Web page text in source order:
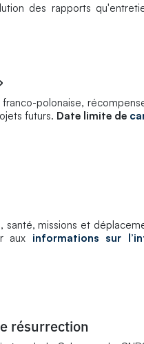
des rapports
polonaise,
futurs. Date limite de
missions et
aux informations sur
résurrection